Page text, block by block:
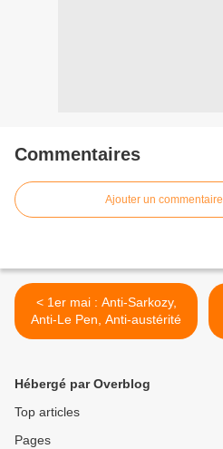
Commentaires
Ajouter un commentaire
< 1er mai : Anti-Sarkozy,
Anti-Le Pen, Anti-austérité
Hébergé par Overblog
Top articles
Pages